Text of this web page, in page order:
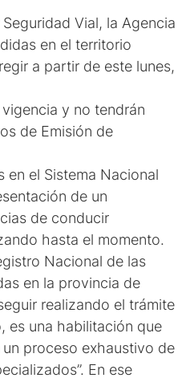
Vial, la Agencia
en el territorio
a partir de este lunes,
y no tendrán
de Emisión de
en el Sistema Nacional
de un
de conducir
hasta el momento.
Nacional de las
en la provincia de
realizando el trámite
es una habilitación que
proceso exhaustivo de
En ese